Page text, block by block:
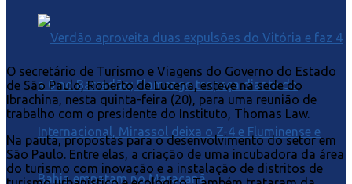
O secretário de Turismo e Viagens do Governo do Estado
de São Paulo, Roberto de Lucena, esteve na sede do
Ibrachina, nesta quinta-feira (20), para uma reunião de
trabalho com o presidente do Instituto, Thomas Law.
Na pauta, propostas para o desenvolvimento do setor em
São Paulo. Entre elas, a criação de uma incubadora da área
do turismo com inovação e a instalação de distritos de